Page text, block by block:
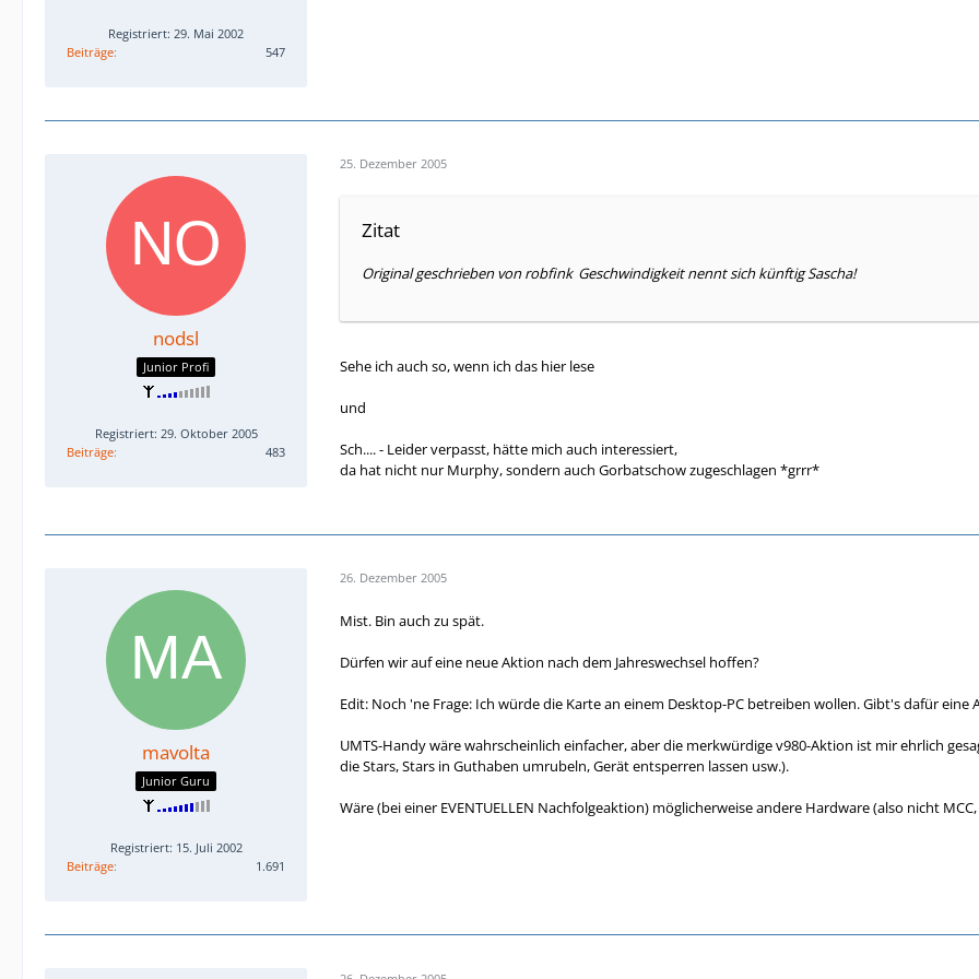
Registriert: 29. Mai 2002
Beiträge
547
nodsl
Junior Profi
Registriert: 29. Oktober 2005
Beiträge
483
25. Dezember 2005
Zitat
Original geschrieben von robfink Geschwindigkeit nennt sich künftig Sascha!
Sehe ich auch so, wenn ich das hier lese
und
Sch.... - Leider verpasst, hätte mich auch interessiert,
da hat nicht nur Murphy, sondern auch Gorbatschow zugeschlagen *grrr*
mavolta
Junior Guru
Registriert: 15. Juli 2002
Beiträge
1.691
26. Dezember 2005
Mist. Bin auch zu spät.
Dürfen wir auf eine neue Aktion nach dem Jahreswechsel hoffen?
Edit: Noch 'ne Frage: Ich würde die Karte an einem Desktop-PC betreiben wollen. Gibt's dafür eine
UMTS-Handy wäre wahrscheinlich einfacher, aber die merkwürdige v980-Aktion ist mir ehrlich
die Stars, Stars in Guthaben umrubeln, Gerät entsperren lassen usw.).
Wäre (bei einer EVENTUELLEN Nachfolgeaktion) möglicherweise andere Hardware (also nicht